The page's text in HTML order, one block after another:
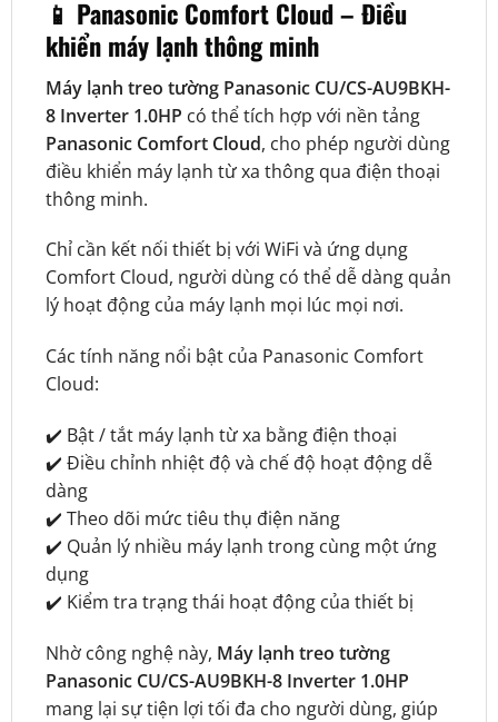
📱 Panasonic Comfort Cloud – Điều
khiển máy lạnh thông minh
Máy lạnh treo tường Panasonic CU/CS-AU9BKH-
8 Inverter 1.0HP có thể tích hợp với nền tảng
Panasonic Comfort Cloud, cho phép người dùng
điều khiển máy lạnh từ xa thông qua điện thoại
thông minh.
Chỉ cần kết nối thiết bị với WiFi và ứng dụng
Comfort Cloud, người dùng có thể dễ dàng quản
lý hoạt động của máy lạnh mọi lúc mọi nơi.
Các tính năng nổi bật của Panasonic Comfort
Cloud:
✔️ Bật / tắt máy lạnh từ xa bằng điện thoại
✔️ Điều chỉnh nhiệt độ và chế độ hoạt động dễ
dàng
✔️ Theo dõi mức tiêu thụ điện năng
✔️ Quản lý nhiều máy lạnh trong cùng một ứng
dụng
✔️ Kiểm tra trạng thái hoạt động của thiết bị
Nhờ công nghệ này, Máy lạnh treo tường
Panasonic CU/CS-AU9BKH-8 Inverter 1.0HP
mang lại sự tiện lợi tối đa cho người dùng, giúp